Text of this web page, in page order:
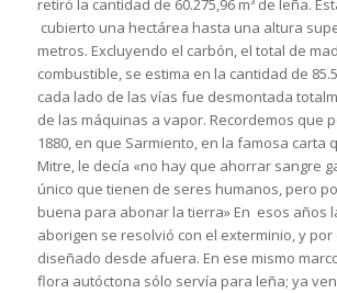
retiró la cantidad de 60.275,96 m³ de leña.
cubierto una hectárea hasta una altura
metros. Excluyendo el carbón, el total de
combustible, se estima en la cantidad de
cada lado de las vías fue desmontada
de las máquinas a vapor. Recordemos que
1880, en que Sarmiento, en la famosa carta
Mitre, le decía «no hay que ahorrar sangre
único que tienen de seres humanos, pero
buena para abonar la tierra» En esos años
aborigen se resolvió con el exterminio, y
diseñado desde afuera. En ese mismo
flora autóctona sólo servía para leña; ya